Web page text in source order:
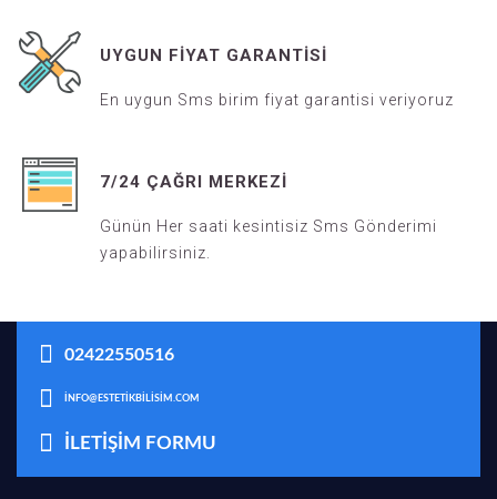
UYGUN FIYAT GARANTISI
En uygun Sms birim fiyat garantisi veriyoruz
7/24 ÇAĞRI MERKEZI
Günün Her saati kesintisiz Sms Gönderimi
yapabilirsiniz.
02422550516
INFO@ESTETIKBILISIM.COM
İLETIŞIM FORMU